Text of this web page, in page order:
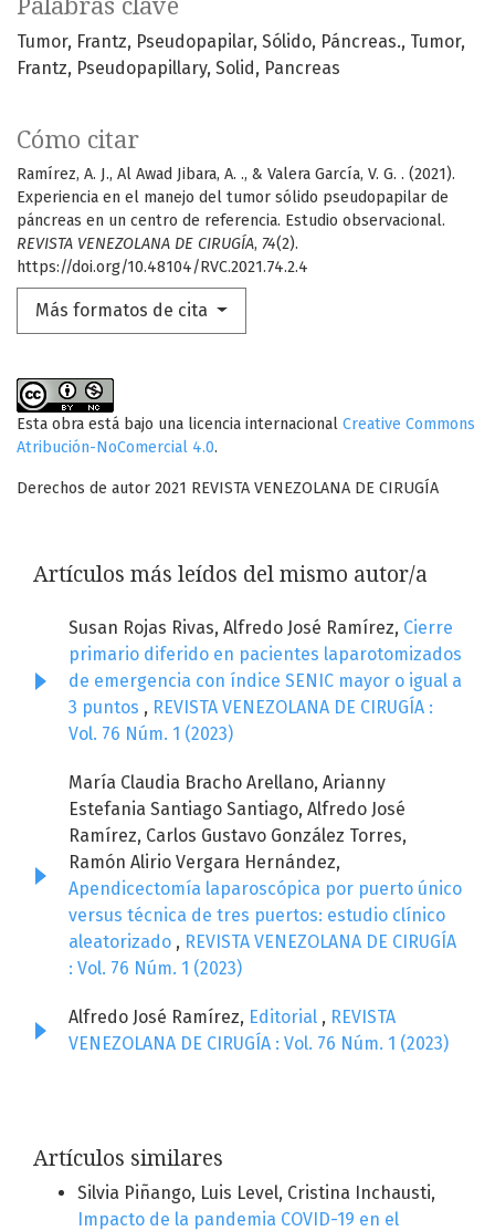
Palabras clave
Tumor, Frantz, Pseudopapilar, Sólido, Páncreas. Tumor,
Frantz, Pseudopapillary, Solid, Pancreas
Cómo citar
Ramírez, A. J., Al Awad Jibara, A. ., & Valera García, V. G. . (2021).
Experiencia en el manejo del tumor sólido pseudopapilar de
páncreas en un centro de referencia. Estudio observacional.
REVISTA VENEZOLANA DE CIRUGÍA, 74(2).
https://doi.org/10.48104/RVC.2021.74.2.4
Más formatos de cita
Esta obra está bajo una licencia internacional Creative Commons
Atribución-NoComercial 4.0.
Derechos de autor 2021 REVISTA VENEZOLANA DE CIRUGÍA
Artículos más leídos del mismo autor/a
Susan Rojas Rivas, Alfredo José Ramírez, Cierre
primario diferido en pacientes laparotomizados
de emergencia con índice SENIC mayor o igual a
3 puntos , REVISTA VENEZOLANA DE CIRUGÍA :
Vol. 76 Núm. 1 (2023)
María Claudia Bracho Arellano, Arianny
Estefania Santiago Santiago, Alfredo José
Ramírez, Carlos Gustavo González Torres,
Ramón Alirio Vergara Hernández,
Apendicectomía laparoscópica por puerto único
versus técnica de tres puertos: estudio clínico
aleatorizado , REVISTA VENEZOLANA DE CIRUGÍA
: Vol. 76 Núm. 1 (2023)
Alfredo José Ramírez, Editorial , REVISTA
VENEZOLANA DE CIRUGÍA : Vol. 76 Núm. 1 (2023)
Artículos similares
Silvia Piñango, Luis Level, Cristina Inchausti,
Impacto de la pandemia COVID-19 en el